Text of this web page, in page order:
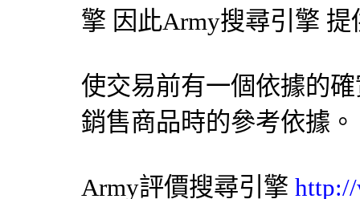
擎 因此Army搜尋引擎 提
使交易前有一個依據的
銷售商品時的參考依據。
Army評價搜尋引擎